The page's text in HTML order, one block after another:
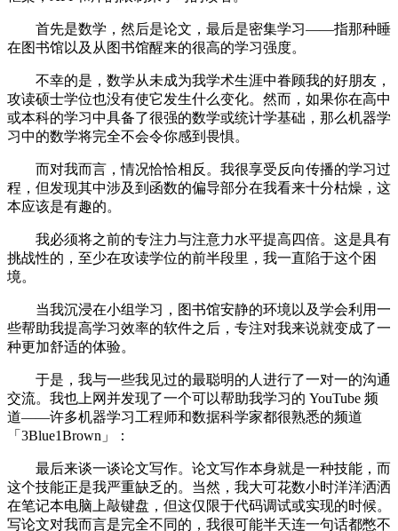
首先是数学，然后是论文，最后是密集学习——指那种睡
在图书馆以及从图书馆醒来的很高的学习强度。
不幸的是，数学从未成为我学术生涯中眷顾我的好朋友，
攻读硕士学位也没有使它发生什么变化。然而，如果你在高中
或本科的学习中具备了很强的数学或统计学基础，那么机器学
习中的数学将完全不会令你感到畏惧。
而对我而言，情况恰恰相反。我很享受反向传播的学习过
程，但发现其中涉及到函数的偏导部分在我看来十分枯燥，这
本应该是有趣的。
我必须将之前的专注力与注意力水平提高四倍。这是具有
挑战性的，至少在攻读学位的前半段里，我一直陷于这个困
境。
当我沉浸在小组学习，图书馆安静的环境以及学会利用一
些帮助我提高学习效率的软件之后，专注对我来说就变成了一
种更加舒适的体验。
于是，我与一些我见过的最聪明的人进行了一对一的沟通
交流。我也上网并发现了一个可以帮助我学习的 YouTube 频
道——许多机器学习工程师和数据科学家都很熟悉的频道
「3Blue1Brown」：
最后来谈一谈论文写作。论文写作本身就是一种技能，而
这个技能正是我严重缺乏的。当然，我大可花数小时洋洋洒洒
在笔记本电脑上敲键盘，但这仅限于代码调试或实现的时候。
写论文对我而言是完全不同的，我很可能半天连一句话都憋不